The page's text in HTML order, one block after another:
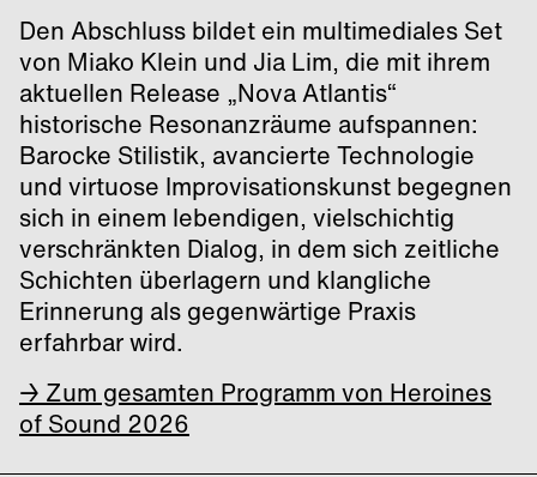
Den Abschluss bildet ein multimediales Set
von Miako Klein und Jia Lim, die mit ihrem
aktuellen Release „Nova Atlantis“
historische Resonanzräume aufspannen:
Barocke Stilistik, avancierte Technologie
und virtuose Improvisationskunst begegnen
sich in einem lebendigen, vielschichtig
verschränkten Dialog, in dem sich zeitliche
Schichten überlagern und klangliche
Erinnerung als gegenwärtige Praxis
erfahrbar wird.
→ Zum gesamten Programm von Heroines
of Sound 2026